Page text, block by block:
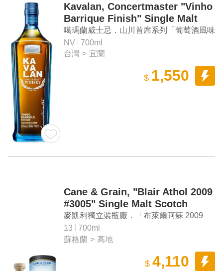
Kavalan, Concertmaster "Vinho
Barrique Finish" Single Malt
Whisky
噶瑪蘭威士忌．山川首席系列「葡萄酒風味
桶」單一麥芽威士忌
NV
700ml
台灣 > 宜蘭
$ 1,550
Cane & Grain, "Blair Athol 2009
#3005" Single Malt Scotch
Whisky Cask Strength
麥凱利獨立裝瓶廠．「布萊爾阿蘇 2009
#3005」單一麥芽蘇格蘭威士忌原酒
13
700ml
蘇格蘭 > 高地
$ 4,110